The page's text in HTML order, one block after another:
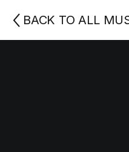
BACK TO ALL